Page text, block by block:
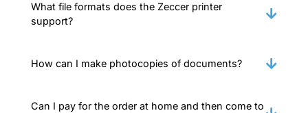
What file formats does the Zeccer printer
support?
How can I make photocopies of documents?
Can I pay for the order at home and then come to